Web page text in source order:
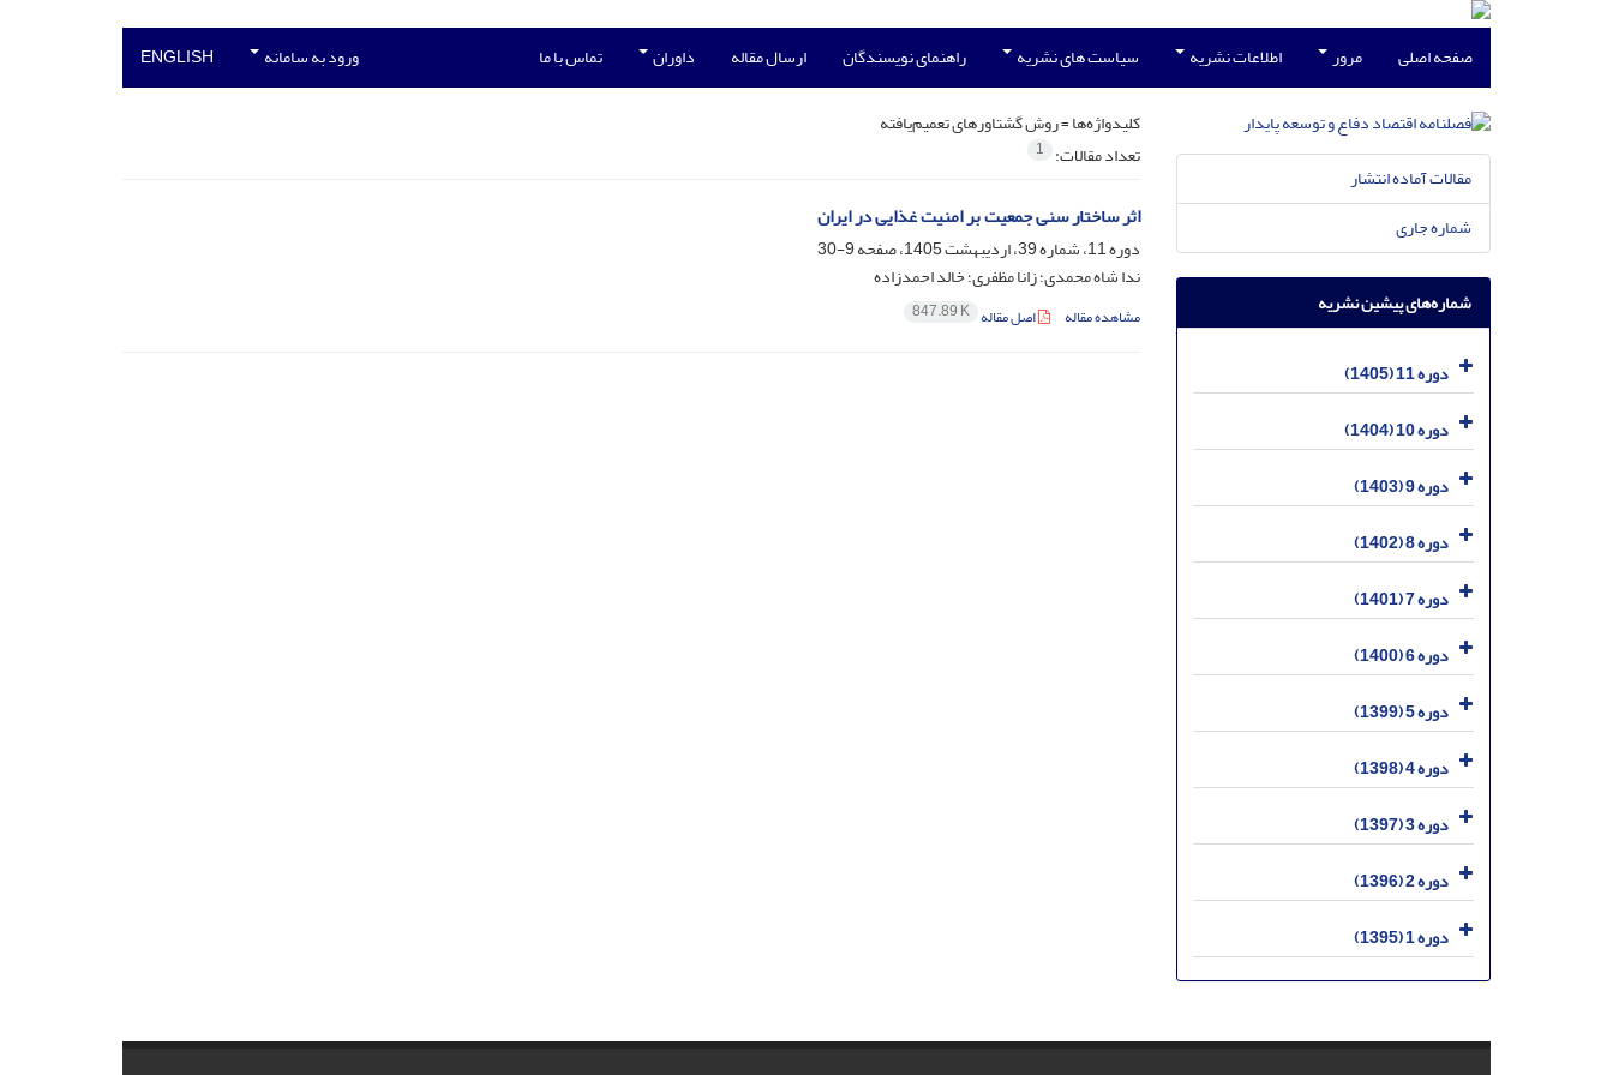
صفحه اصلی مرور اطلاعات نشریه سیاست های نشریه راهنمای نویسندگان ارسال مقاله داوران تماس با ما ورود به سامانه ENGLISH
کلیدواژه‌ها =روش گشتاورهای تعمیم‌یافته
تعداد مقالات: 1
اثر ساختار سنی جمعیت بر امنیت غذایی در ایران
دوره 11، شماره 39، اردیبهشت 1405، صفحه
9-30
ندا شاه محمدی؛ زانا مظفری؛ خالد احمدزاده
مشاهده مقاله اصل مقاله 847.89 K
مقالات آماده انتشار
شماره جاری
شماره‌های پیشین نشریه
دوره 11 (1405)
دوره 10 (1404)
دوره 9 (1403)
دوره 8 (1402)
دوره 7 (1401)
دوره 6 (1400)
دوره 5 (1399)
دوره 4 (1398)
دوره 3 (1397)
دوره 2 (1396)
دوره 1 (1395)